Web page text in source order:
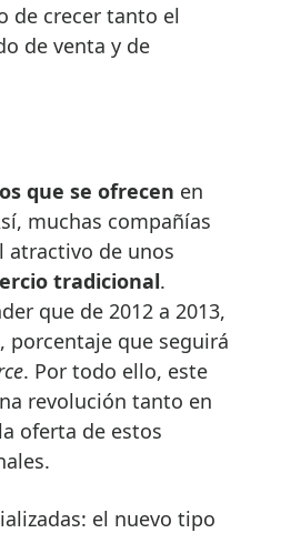
de crecer tanto el
de venta y de
que se ofrecen en
muchas compañías
atractivo de unos
tradicional.
que de 2012 a 2013,
, porcentaje que seguirá
. Por todo ello, este
revolución tanto en
oferta de estos
el nuevo tipo